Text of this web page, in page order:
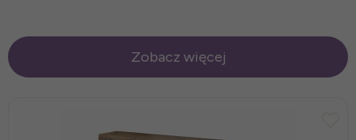
Zobacz więcej